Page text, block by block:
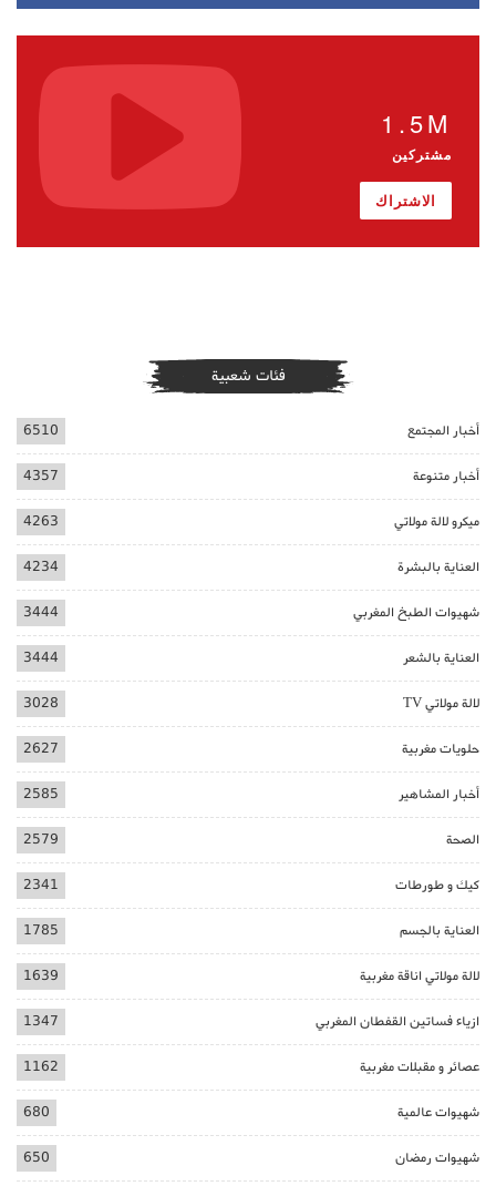
1.5M
مشتركين
الاشتراك
فئات شعبية
أخبار المجتمع 6510
أخبار متنوعة 4357
ميكرو لالة مولاتي 4263
العناية بالبشرة 4234
شهيوات الطبخ المغربي 3444
العناية بالشعر 3444
لالة مولاتي TV 3028
حلويات مغربية 2627
أخبار المشاهير 2585
الصحة 2579
كيك و طورطات 2341
العناية بالجسم 1785
لالة مولاتي اناقة مغربية 1639
ازياء فساتين القفطان المغربي 1347
عصائر و مقبلات مغربية 1162
شهيوات عالمية 680
شهيوات رمضان 650